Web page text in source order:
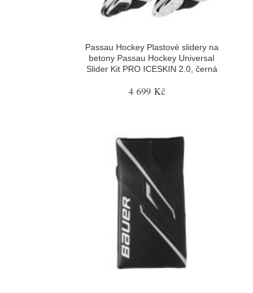
Passau Hockey Plastové slidery na
betony Passau Hockey Universal
Slider Kit PRO ICESKIN 2.0, černá
4 699 Kč